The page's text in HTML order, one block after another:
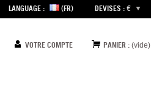
LANGUAGE : (FR) DEVISES : €
VOTRE COMPTE PANIER : (vide)